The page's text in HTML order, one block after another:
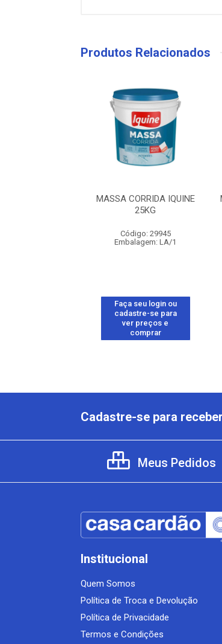
Produtos Relacionados
MASSA CORRIDA IQUINE
25KG
Código: 29945
Embalagem: LA/1
Faça seu login ou
cadastre-se para
ver preços e
comprar
Cadastre-se para
Meus Pedidos
Institucional
Quem Somos
Política de Troca e Devolução
Política de Privacidade
Termos e Condições